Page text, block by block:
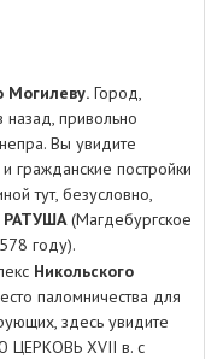
Могилеву. Город,
привольно
Вы увидите
постройки
тут, безусловно,
(Магдебургское
году).
Никольского
паломничества для
здесь увидите
ЦЕРКОВЬ XVII в. с